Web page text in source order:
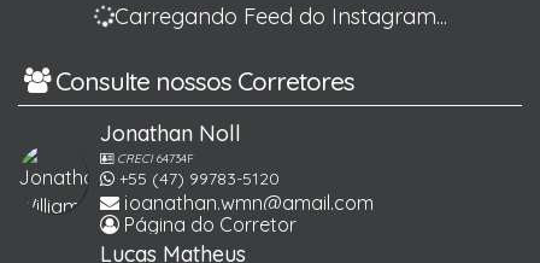
Carregando Feed do Instagram...
Consulte nossos Corretores
Jonathan Noll
CRECI64734F
+55 (47) 99783-5120
joanathan.wmn@gmail.com
Página do Corretor
Lucas Matheus